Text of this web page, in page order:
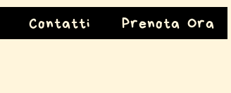
Contatti Prenota Ora